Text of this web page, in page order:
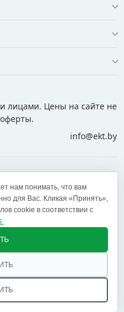
лицами. Цены на сайте не
info@ekt.by
zakaz@ekt.by
Оставить отзыв
Могилев и другие
нам понимать, что вам
для Вас. Кликая «Принять»,
cookie в соответствии с